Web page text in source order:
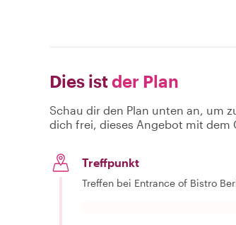
Dies istder Plan
Schau dir den Plan unten an, um
dich frei, dieses Angebot mit dem
Treffpunkt
Treffen bei Entrance of Bistro